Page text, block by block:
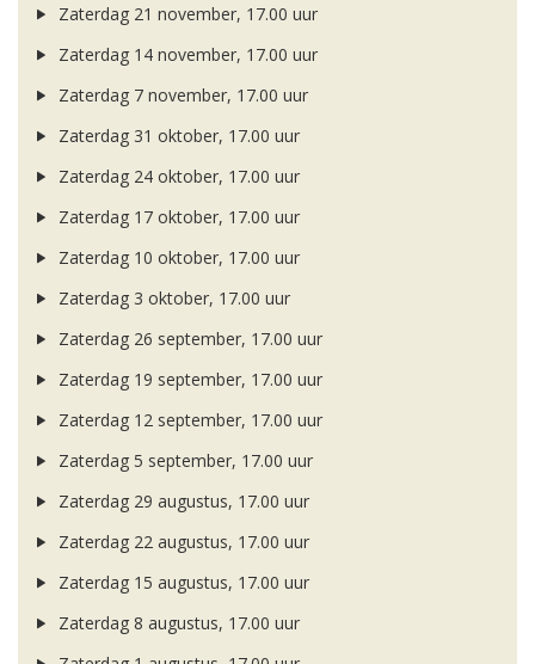
Zaterdag 21 november, 17.00 uur
Zaterdag 14 november, 17.00 uur
Zaterdag 7 november, 17.00 uur
Zaterdag 31 oktober, 17.00 uur
Zaterdag 24 oktober, 17.00 uur
Zaterdag 17 oktober, 17.00 uur
Zaterdag 10 oktober, 17.00 uur
Zaterdag 3 oktober, 17.00 uur
Zaterdag 26 september, 17.00 uur
Zaterdag 19 september, 17.00 uur
Zaterdag 12 september, 17.00 uur
Zaterdag 5 september, 17.00 uur
Zaterdag 29 augustus, 17.00 uur
Zaterdag 22 augustus, 17.00 uur
Zaterdag 15 augustus, 17.00 uur
Zaterdag 8 augustus, 17.00 uur